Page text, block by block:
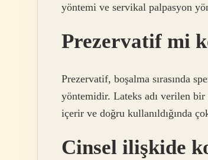
yöntemi ve servikal palpasyon
Prezervatif mi
Prezervatif, boşalma sırasında
yöntemidir. Lateks adı verilen bir
içerir ve doğru kullanıldığında
Cinsel ilişkide